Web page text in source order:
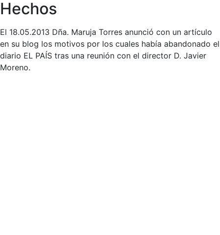
Hechos
El 18.05.2013 Dña. Maruja Torres anunció con un artículo
en su blog los motivos por los cuales había abandonado el
diario EL PAÍS tras una reunión con el director D. Javier
Moreno.